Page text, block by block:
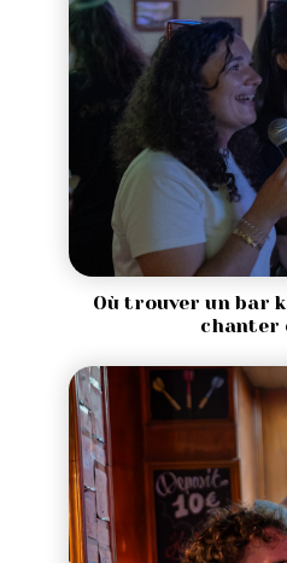
Où trouver un bar
chanter